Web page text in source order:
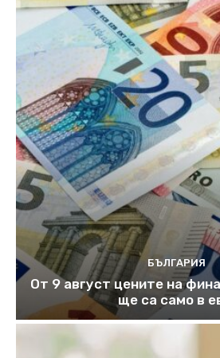
БЪЛГАРИЯ
От 9 август цените на
ще са само в